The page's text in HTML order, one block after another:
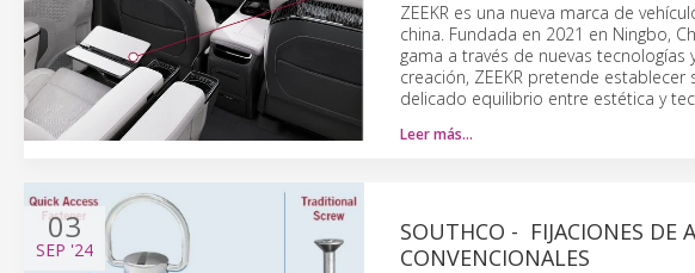
ZEEKR es una nueva marca de
china. Fundada en 2021 en Ningbo,
gama a través de nuevas
creación, ZEEKR pretende
delicado equilibrio entre estética y
Leer más…
03
SEP '24
SOUTHCO - FIJACIONES DE
CONVENCIONALES